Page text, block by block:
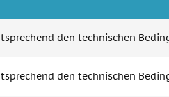
den technischen
den technischen